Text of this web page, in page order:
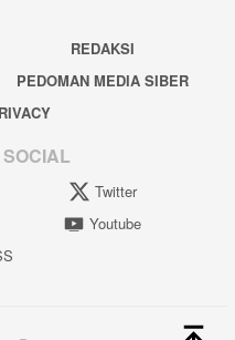
REDAKSI
PEDOMAN MEDIA SIBER
Twitter
Youtube